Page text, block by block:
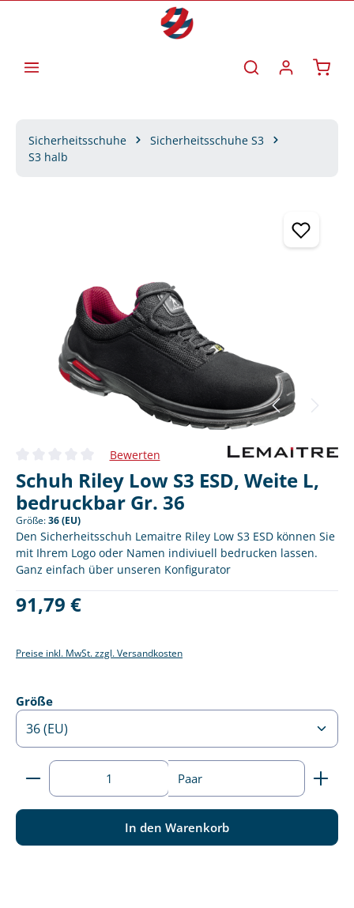
Sicherheitsschuhe
Sicherheitsschuhe S3
S3 halb
Durchschnittliche Bewertung von 0 von 5 Sternen
Bewerten
Schuh Riley Low S3 ESD, Weite L,
bedruckbar Gr. 36
Größe:36 (EU)
Den Sicherheitsschuh Lemaitre Riley Low S3 ESD können Sie
mit Ihrem Logo oder Namen indiviuell bedrucken lassen.
Ganz einfach über unseren Konfigurator
Regulärer Preis:
91,79 €
Preise inkl. MwSt. zzgl. Versandkosten
Größeauswählen
Produkt Anzahl: Gib den gewünschten Wert ein
Paar
In den Warenkorb